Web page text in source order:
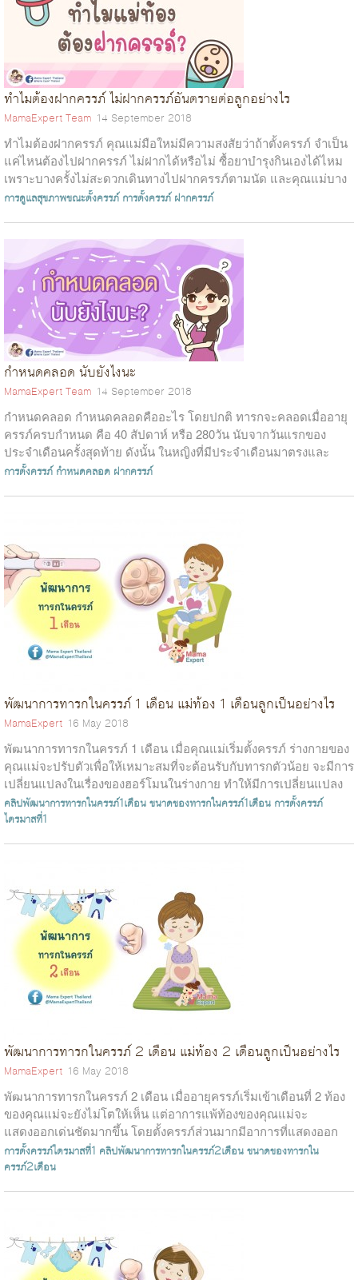
ทำไมต้องฝากครรภ์ ไม่ฝากครรภ์อันตรายต่อลูกอย่างไร
MamaExpert Team 14 September 2018
ทำไมต้องฝากครรภ์ คุณแม่มือใหม่มีความสงสัยว่าถ้าตั้งครรภ์ จำเป็น
แค่ไหนต้องไปฝากครรภ์ ไม่ฝากได้หรือไม่ ซื้อยาบำรุงกินเองได้ไหม
เพราะบางครั้งไม่สะดวกเดินทางไปฝากครรภ์ตามนัด และคุณแม่บาง
คนให้เหตุผลว่าล...
การดูแลสุขภาพขณะตั้งครรภ์ การตั้งครรภ์ ฝากครรภ์
กำหนดคลอด นับยังไงนะ
MamaExpert Team 14 September 2018
กำหนดคลอด กำหนดคลอดคืออะไร โดยปกติ ทารกจะคลอดเมื่ออายุ
ครรภ์ครบกำหนด คือ 40 สัปดาห์ หรือ 280วัน นับจากวันแรกของ
ประจำเดือนครั้งสุดท้าย ดังนั้น ในหญิงที่มีประจำเดือนมาตรงและ
สม่ำเสมอทุก 28 วัน เราจะสา...
การตั้งครรภ์ กำหนดคลอด ฝากครรภ์
พัฒนาการทารกในครรภ์ 1 เดือน แม่ท้อง 1 เดือนลูกเป็นอย่างไร
MamaExpert 16 May 2018
พัฒนาการทารกในครรภ์ 1 เดือน เมื่อคุณแม่เริ่มตั้งครรภ์ ร่างกายของ
คุณแม่จะปรับตัวเพื่อให้เหมาะสมที่จะต้อนรับกับทารกตัวน้อย จะมีการ
เปลี่ยนแปลงในเรื่องของฮอร์โมนในร่างกาย ทำให้มีการเปลี่ยนแปลง
ในร่างกาย...
คลิปพัฒนาการทารกในครรภ์1เดือนขนาดของทารกในครรภ์1เดือน การตั้งครรภ์
ไตรมาสที่1
พัฒนาการทารกในครรภ์ 2 เดือน แม่ท้อง 2 เดือนลูกเป็นอย่างไร
MamaExpert 16 May 2018
พัฒนาการทารกในครรภ์ 2 เดือน เมื่ออายุครรภ์เริ่มเข้าเดือนที่ 2 ท้อง
ของคุณแม่จะยังไม่โตให้เห็น แต่อาการแพ้ท้องของคุณแม่จะ
แสดงออกเด่นชัดมากขึ้น โดยตั้งครรภ์ส่วนมากมีอาการที่แสดงออก
คือ รู้สึกเหนื่อย ป...
การตั้งครรภ์ไตรมาสที่1 คลิปพัฒนาการทารกในครรภ์2เดือนขนาดของทารกใน
ครรภ์2เดือน